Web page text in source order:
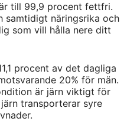
till 99,9 procent fettfri.
samtidigt näringsrika och
som vill hålla nere ditt
procent av det dagliga
20% för män.
är järn viktigt för
transporterar syre